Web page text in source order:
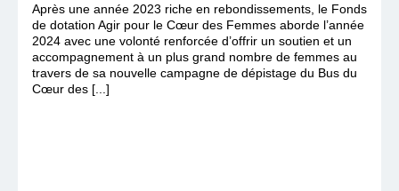
Après une année 2023 riche en rebondissements, le Fonds
de dotation Agir pour le Cœur des Femmes aborde l’année
2024 avec une volonté renforcée d’offrir un soutien et un
accompagnement à un plus grand nombre de femmes au
travers de sa nouvelle campagne de dépistage du Bus du
Cœur des [...]